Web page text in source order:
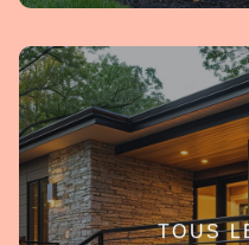
TOUS